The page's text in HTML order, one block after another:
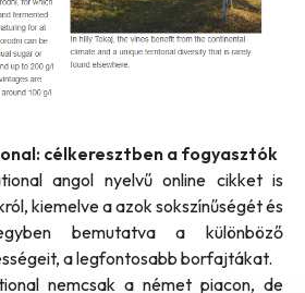
célkeresztben a fogyasztók
angol nyelvű online cikket is
kiemelve a azok sokszínűségét és
bemutatva a különböző
a legfontosabb borfajtákat.
nemcsak a német piacon, de